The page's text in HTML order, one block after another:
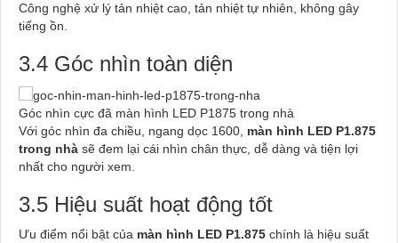
Công nghệ xử lý tản nhiệt cao, tản nhiệt tự nhiên, không gây
tiếng ồn.
3.4 Góc nhìn toàn diện
Góc nhìn cực đã màn hình LED P1875 trong nhà
Với góc nhìn đa chiều, ngang dọc 1600, màn hình LED P1.875
trong nhà sẽ đem lại cái nhìn chân thực, dễ dàng và tiện lợi
nhất cho người xem.
3.5 Hiệu suất hoạt động tốt
Ưu điểm nổi bật của màn hình LED P1.875 chính là hiệu suất